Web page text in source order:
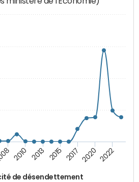
de désendettement
2010 2013 2015 2017 2020 2022